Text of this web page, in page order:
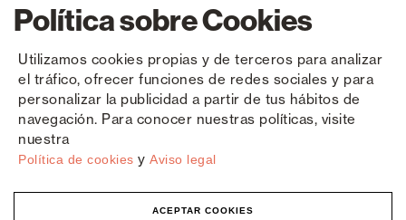
Política sobre Cookies
Utilizamos cookies propias y de terceros para analizar
el tráfico, ofrecer funciones de redes sociales y para
personalizar la publicidad a partir de tus hábitos de
navegación. Para conocer nuestras políticas, visite
nuestra
Política de cookies y Aviso legal
ACEPTAR COOKIES
Copyright © Saxun 2023 - 2026 politica sulla riservatezza Avviso legale Cookies